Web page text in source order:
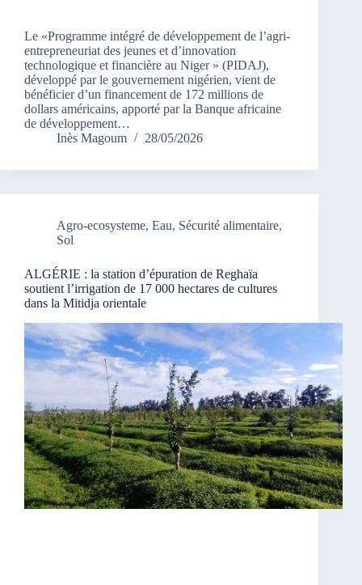
Le «Programme intégré de développement de l’agri-
entrepreneuriat des jeunes et d’innovation
technologique et financière au Niger » (PIDAJ),
développé par le gouvernement nigérien, vient de
bénéficier d’un financement de 172 millions de
dollars américains, apporté par la Banque africaine
de développement…
Inès Magoum
28/05/2026
Agro-ecosysteme, Eau, Sécurité alimentaire,
Sol
ALGÉRIE : la station d’épuration de Reghaïa
soutient l’irrigation de 17 000 hectares de cultures
dans la Mitidja orientale